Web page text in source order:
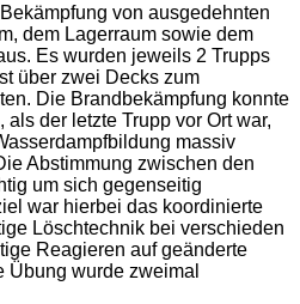
von ausgedehnten
dem Lagerraum sowie dem
Es wurden jeweils 2 Trupps
über zwei Decks zum
Die Brandbekämpfung konnte
der letzte Trupp vor Ort war,
massiv
Abstimmung zwischen den
um sich gegenseitig
war hierbei das koordinierte
Löschtechnik bei verschieden
Reagieren auf geänderte
Übung wurde zweimal